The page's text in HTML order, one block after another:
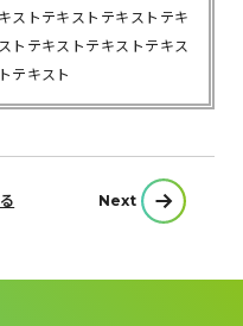
ストテキストテキストテキ
トテキストテキストテキス
テキスト
Next